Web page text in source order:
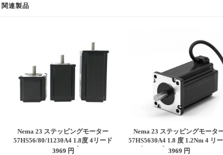
関連製品
Nema 23 ステッピングモーター
57HS56/80/11230A4 1.8度 4リード
1.2Nm/2Nm/3Nm 3Dプリント/CNC
3969 円
Nema 23 ステッピングモータ
57HS5630A4 1.8 度 1.2Nm 4 リ
3A 2 相 3D プリンター CNC ルー
3969 円